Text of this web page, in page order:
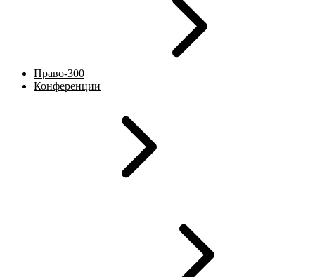
Право-300
Конференции